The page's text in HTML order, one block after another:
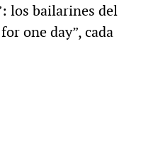
los bailarines del
one day”, cada